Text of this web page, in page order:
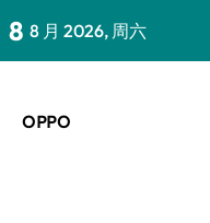
8 8 月 2026, 周六
OPPO